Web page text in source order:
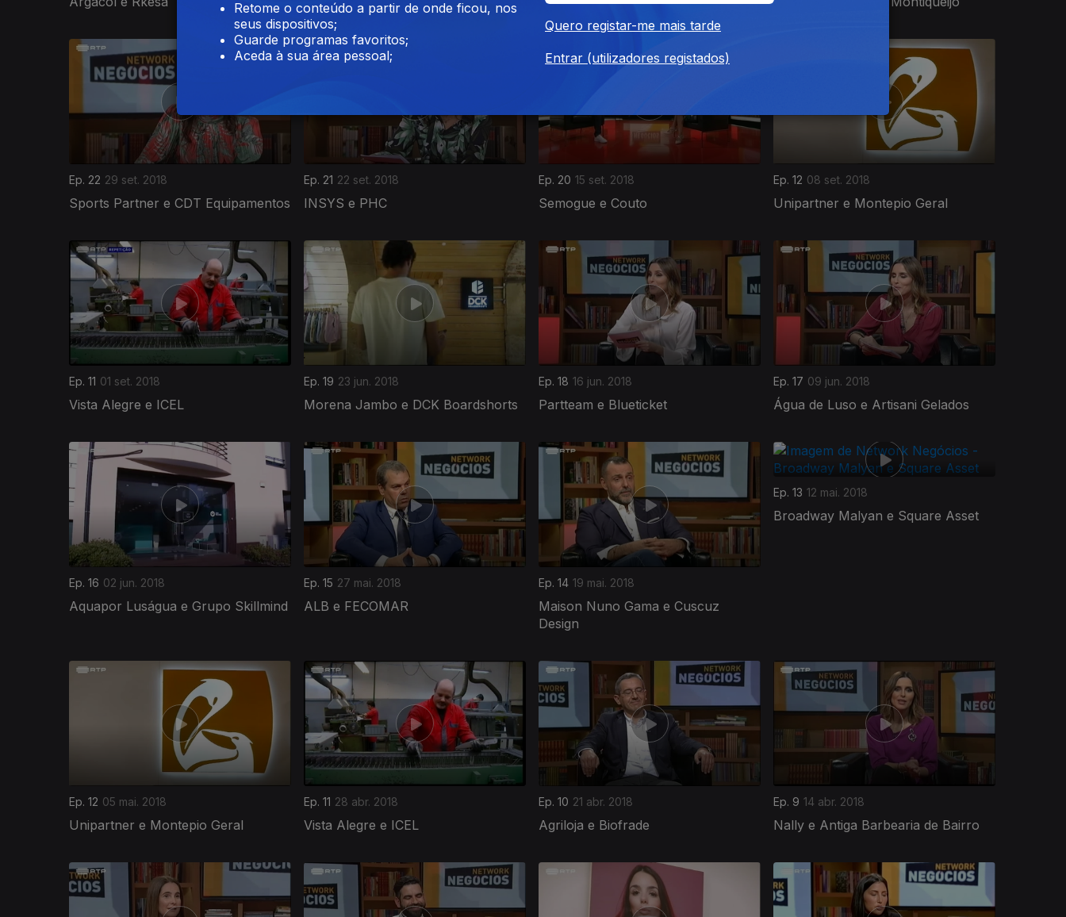
Ep. 22 29 set. 2018
Sports Partner e CDT Equipamentos
Ep. 21 22 set. 2018
INSYS e PHC
Ep. 20 15 set. 2018
Semogue e Couto
Ep. 12 08 set. 2018
Unipartner e Montepio Geral
Ep. 11 01 set. 2018
Vista Alegre e ICEL
Ep. 19 23 jun. 2018
Morena Jambo e DCK Boardshorts
Ep. 18 16 jun. 2018
Partteam e Blueticket
Ep. 17 09 jun. 2018
Água de Luso e Artisani Gelados
Ep. 16 02 jun. 2018
Aquapor Luságua e Grupo Skillmind
Ep. 15 27 mai. 2018
ALB e FECOMAR
Ep. 14 19 mai. 2018
Maison Nuno Gama e Cuscuz
Design
Ep. 13 12 mai. 2018
Broadway Malyan e Square Asset
361939
Ep. 12 05 mai. 2018
Unipartner e Montepio Geral
Ep. 11 28 abr. 2018
Vista Alegre e ICEL
Ep. 10 21 abr. 2018
Agriloja e Biofrade
Ep. 9 14 abr. 2018
Nally e Antiga Barbearia de Bairro
Retome o conteúdo a partir de onde ficou, nos
seus dispositivos;
Guarde programas favoritos;
Aceda à sua área pessoal;
Quero registar-me mais tarde
Entrar (utilizadores registados)